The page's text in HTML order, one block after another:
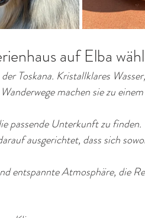
auf Elba
Toskana. Kristallklares
machen sie zu
passende Unterkunft zu
ausgerichtet, dass sich
entspannte Atmosphäre, die